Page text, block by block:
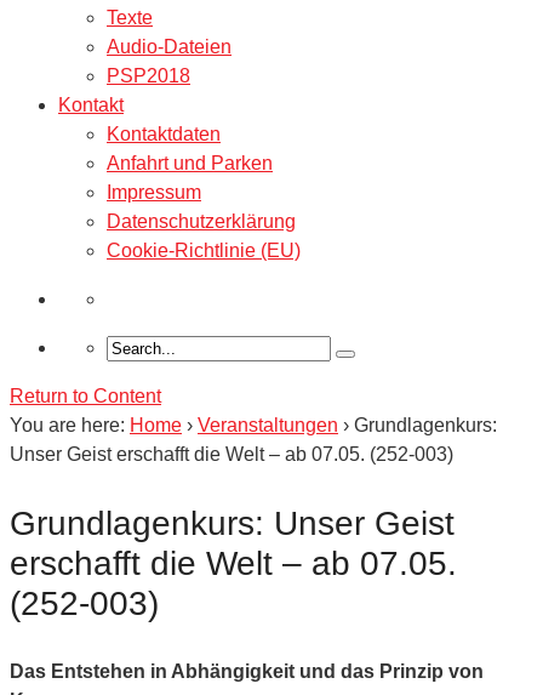
Texte
Audio-Dateien
PSP2018
Kontakt
Kontaktdaten
Anfahrt und Parken
Impressum
Datenschutzerklärung
Cookie-Richtlinie (EU)
Return to Content
You are here: Home › Veranstaltungen › Grundlagenkurs:
Unser Geist erschafft die Welt – ab 07.05. (252-003)
Grundlagenkurs: Unser Geist
erschafft die Welt – ab 07.05.
(252-003)
Das Entstehen in Abhängigkeit und das Prinzip von